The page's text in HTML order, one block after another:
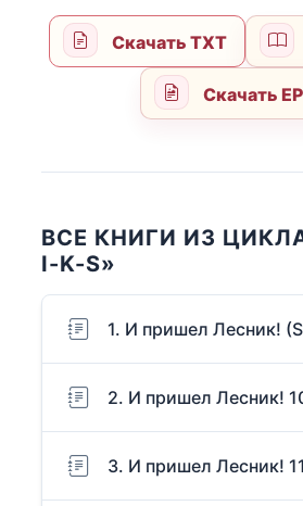
Скачать TXT
Скачать
ВСЕ КНИГИ ИЗ
I-K-S»
1. И пришел Лесник!
2. И пришел Лесник!
3. И пришел Лесник!